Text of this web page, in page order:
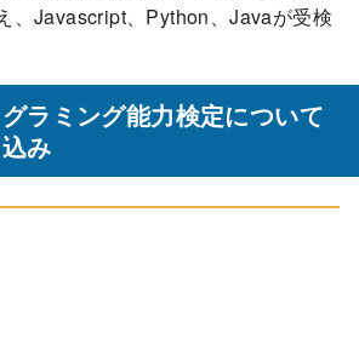
、Javascript、Python、Javaが受検
ラミング能力検定について
み